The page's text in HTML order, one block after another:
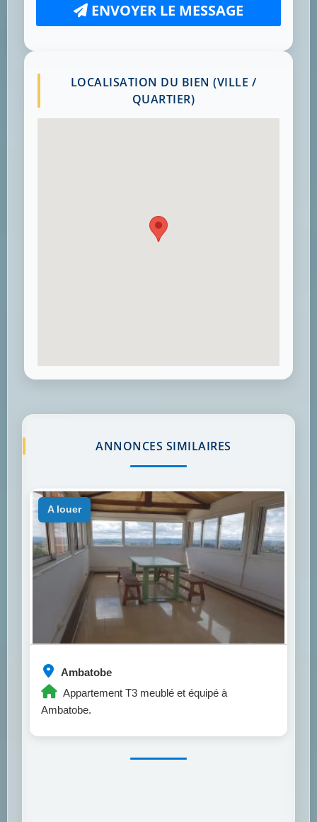
ENVOYER LE MESSAGE
LOCALISATION DU BIEN (VILLE /
QUARTIER)
ANNONCES SIMILAIRES
Ambatobe
Appartement T3 meublé et équipé à
Ambatobe.
a louer